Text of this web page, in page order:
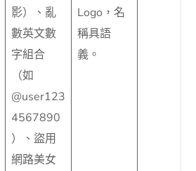
影）、亂
數英文數
字組合
（如
@user123
4567890
）、盜用
網路美女
Logo，名
稱具語
義。